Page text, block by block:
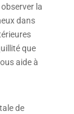
la
dans
que
aide à
de